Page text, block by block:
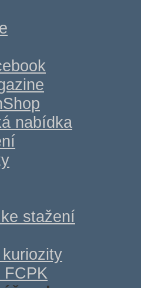
nabídka
stažení
FCPK